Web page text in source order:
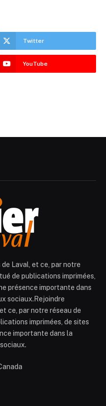
Twitter
YouTube
de Laval, et ce, par notre
de publications imprimées,
présence importante dans
sociaux.Rejoindre
ce, par notre réseau de
imprimées, de sites
importante dans la